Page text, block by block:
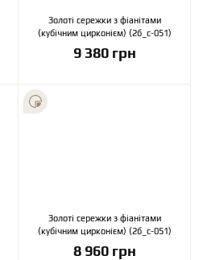
Золоті сережки з фіанітами
(кубічним цирконієм) (2б_с-051)
9 380 грн
Золоті сережки з фіанітами
(кубічним цирконієм) (2б_с-051)
8 960 грн